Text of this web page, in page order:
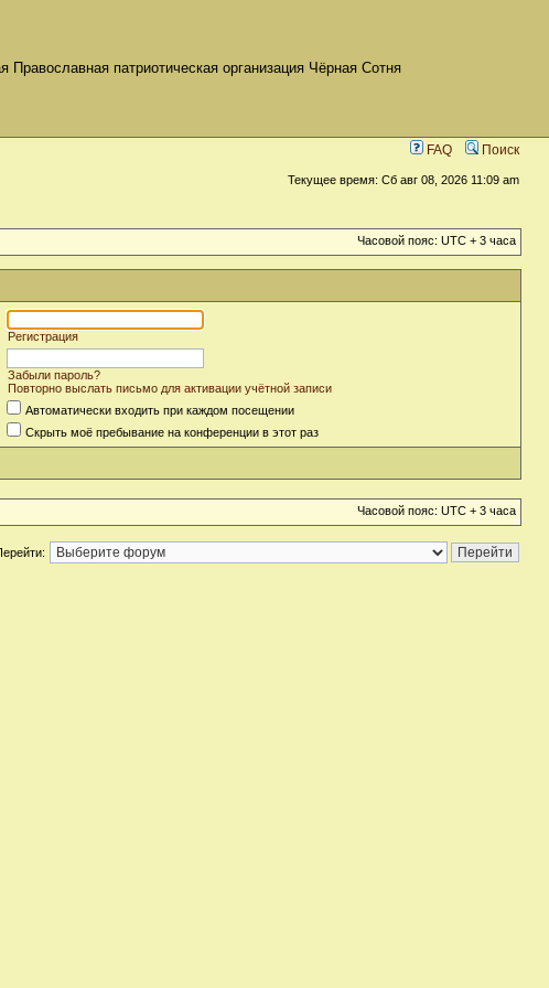
Православная патриотическая организация Чёрная Сотня
FAQ Поиск
Текущее время: Сб авг 08, 2026 11:09 am
Часовой пояс: UTC + 3 часа
Регистрация
Забыли пароль?
Повторно выслать письмо для активации учётной записи
Автоматически входить при каждом посещении
Скрыть моё пребывание на конференции в этот раз
Часовой пояс: UTC + 3 часа